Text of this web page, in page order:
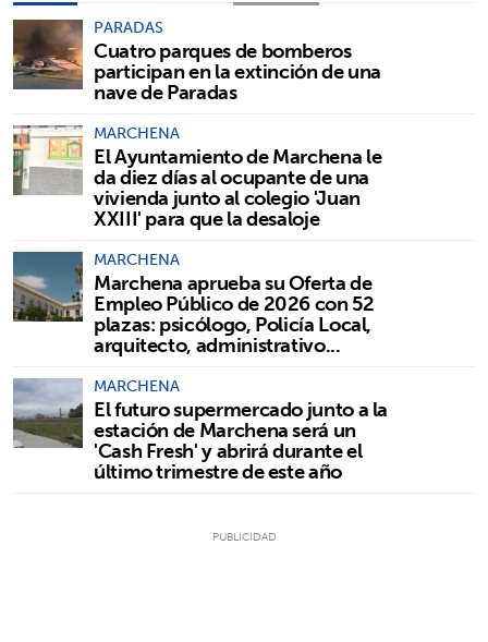
PARADAS
Cuatro parques de bomberos
participan en la extinción de una
nave de Paradas
MARCHENA
El Ayuntamiento de Marchena le
da diez días al ocupante de una
vivienda junto al colegio 'Juan
XXIII' para que la desaloje
MARCHENA
Marchena aprueba su Oferta de
Empleo Público de 2026 con 52
plazas: psicólogo, Policía Local,
arquitecto, administrativo...
MARCHENA
El futuro supermercado junto a la
estación de Marchena será un
'Cash Fresh' y abrirá durante el
último trimestre de este año